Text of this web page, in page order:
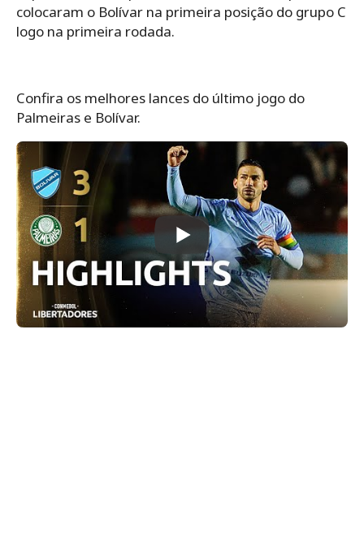
colocaram o Bolívar na primeira posição do grupo C
logo na primeira rodada.
Confira os melhores lances do último jogo do
Palmeiras e Bolívar.